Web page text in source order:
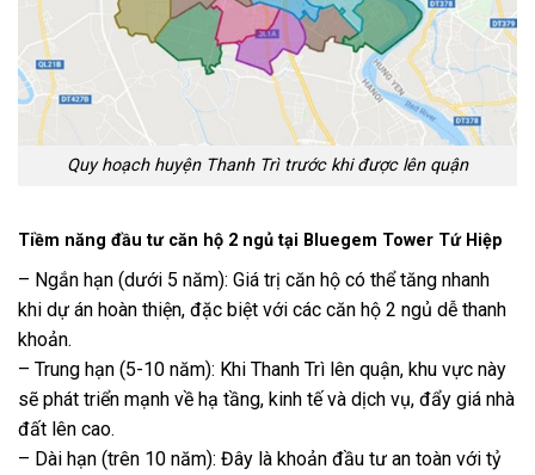
Quy hoạch huyện Thanh Trì trước khi được lên quận
Tiềm năng đầu tư căn hộ 2 ngủ tại Bluegem Tower Tứ Hiệp
– Ngắn hạn (dưới 5 năm): Giá trị căn hộ có thể tăng nhanh
khi dự án hoàn thiện, đặc biệt với các căn hộ 2 ngủ dễ thanh
khoản.
– Trung hạn (5-10 năm): Khi Thanh Trì lên quận, khu vực này
sẽ phát triển mạnh về hạ tầng, kinh tế và dịch vụ, đẩy giá nhà
đất lên cao.
– Dài hạn (trên 10 năm): Đây là khoản đầu tư an toàn với tỷ